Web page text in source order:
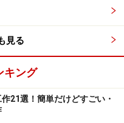
ト、さらに胴部分のフ
わせます。
見る
キング
21選！簡単だけどすごい・